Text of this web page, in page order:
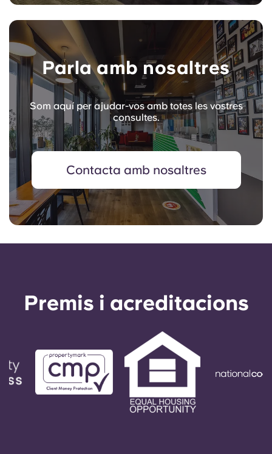
Parla amb nosaltres
Som aquí per ajudar-vos amb totes les vostres
consultes.
Contacta amb nosaltres
Premis i acreditacions